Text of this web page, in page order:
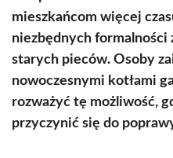
mieszkańcom więcej
niezbędnych formalności
starych pieców. Osoby
nowoczesnymi kotłami
rozważyć tę możliwość,
przyczynić się do